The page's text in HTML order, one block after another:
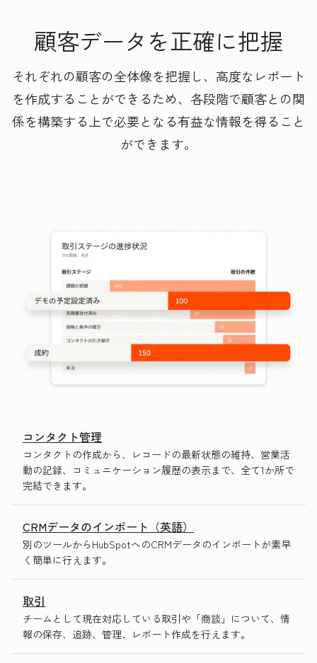
顧客データを正確に把握
それぞれの顧客の全体像を把握し、高度なレポート
を作成することができるため、各段階で顧客との関
係を構築する上で必要となる有益な情報を得ること
ができます。
コンタクト管理
コンタクトの作成から、レコードの最新状態の維持、営業活
動の記録、コミュニケーション履歴の表示まで、全て1か所で
完結できます。
CRMデータのインポート（英語）
別のツールからHubSpotへのCRMデータのインポートが素早
く簡単に行えます。
取引
チームとして現在対応している取引や「商談」について、情
報の保存、追跡、管理、レポート作成を行えます。